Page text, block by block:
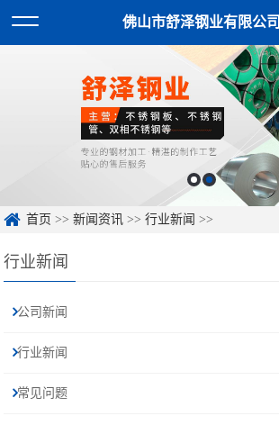
佛山市舒泽钢业有限公司
首页 >>新闻资讯 >>行业新闻 >>
行业新闻
公司新闻
行业新闻
常见问题